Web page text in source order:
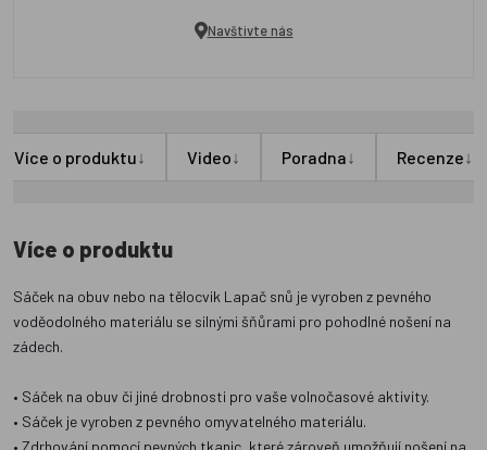
Navštivte nás
Více o produktu↓ Video↓ Poradna↓ Recenze↓
Více o produktu
Sáček na obuv nebo na tělocvik Lapač snů je vyroben z pevného
voděodolného materiálu se silnými šňůrami pro pohodlné nošení na
zádech.
• Sáček na obuv či jiné drobnosti pro vaše volnočasové aktivity.
• Sáček je vyroben z pevného omyvatelného materiálu.